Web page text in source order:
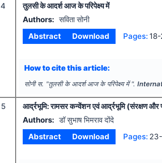
4
तुलसी के आदर्श आज के परिपेक्ष्य में
Authors: सविता सोनी
Abstract
Download Pages:
How to cite this article:
सोनी स. "तुलसी के आदर्श आज के परिपेक्ष्य में ".
5
आर्द्रभूमि: रामसर कन्वेंशन एवं आर्द्रभूमि (संरक्षण
Authors: डॉ सुभाष भिमराव दोंदे
Abstract
Download Pages: